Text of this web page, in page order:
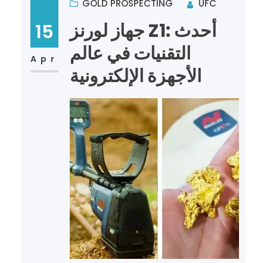
15
Apr
GOLD PROSPECTING UFC
جهاز لورنز Z1: أحدث
التقنيات في عالم
الأجهزة الإلكترونية